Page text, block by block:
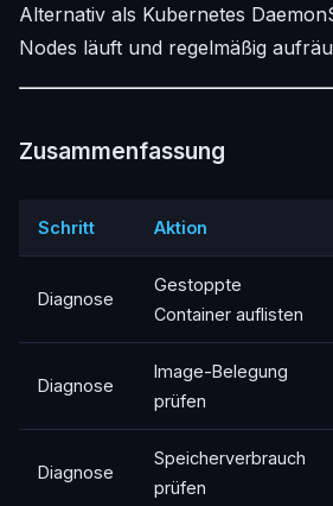
Alternativ als Kubernetes
Nodes läuft und regelmäßig
Zusammenfassung
Schritt Aktion
Diagnose
Gestoppte
Container auflisten
Diagnose
Image-Belegung
prüfen
Diagnose
Speicherverbrauch
prüfen